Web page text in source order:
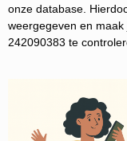
onze database.
weergegeven en
242090383 te